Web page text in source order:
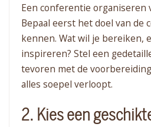
Een conferentie organiseren
Bepaal eerst het doel van
kennen. Wat wil je bereiken,
inspireren? Stel een
tevoren met de
alles soepel verloopt.
2. Kies een